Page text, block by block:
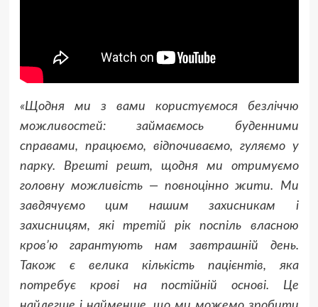
«Щодня ми з вами користуємося безліччю
можливостей: займаємось буденними
справами, працюємо, відпочиваємо, гуляємо у
парку. Врешті решт, щодня ми отримуємо
головну можливість — повноцінно жити. Ми
завдячуємо цим нашим захисникам і
захисницям, які третій рік поспіль власною
кров’ю гарантують нам завтрашній день.
Також є велика кількість пацієнтів, яка
потребує крові на постійній основі. Це